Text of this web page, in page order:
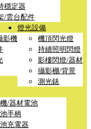
穩定器
/雲台配件
影機
燈光設備
機頂閃光燈
持續照明閃燈
影樓閃燈/器材
攝影棚/背景
測光錶
/器材電池
手柄
充電器